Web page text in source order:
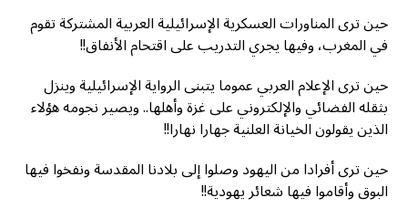
حين ترى المناورات العسكرية الإسرائيلية العربية المشتركة تقوم
في المغرب، وفيها يجري التدريب على اقتحام الأنفاق!!
حين ترى الإعلام العربي عموما يتبنى الرواية الإسرائيلية وينزل
بثقله الفضائي والإلكتروني على غزة وأهلها.. ويصير نجومه هؤلاء
الذين يقولون الخيانة العلنية جهارا نهارا!!
حين ترى أفرادا من اليهود وصلوا إلى بلادنا المقدسة ونفخوا فيها
البوق وأقاموا فيها شعائر يهودية!!